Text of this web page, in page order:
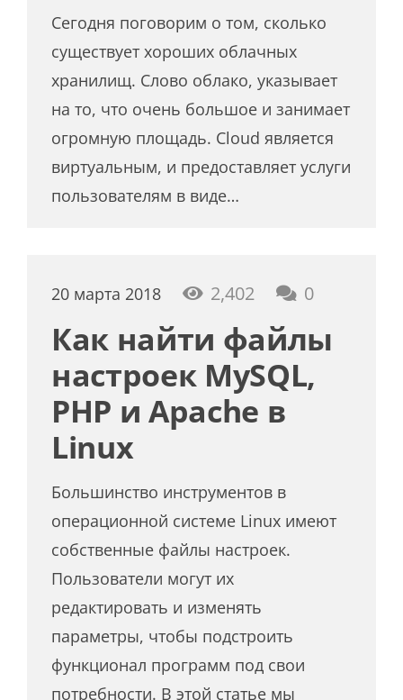
Сегодня поговорим о том, сколько
существует хороших облачных
хранилищ. Слово облако, указывает
на то, что очень большое и занимает
огромную площадь. Cloud является
виртуальным, и предоставляет услуги
пользователям в виде…
20 марта 2018 2,402 0
Как найти файлы
настроек MySQL,
PHP и Apache в
Linux
Большинство инструментов в
операционной системе Linux имеют
собственные файлы настроек.
Пользователи могут их
редактировать и изменять
параметры, чтобы подстроить
функционал программ под свои
потребности. В этой статье мы